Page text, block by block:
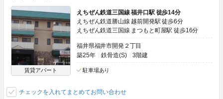
賃貸アパート
えちぜん鉄道三国線 福井口駅 徒歩14分
えちぜん鉄道勝山線 越前開発駅 徒歩6分
えちぜん鉄道三国線 まつもと町屋駅 徒歩16分
福井県福井市開発２丁目
築25年
鉄骨造(S) 3階建
駐車場あり
チェックを入れてまとめてお問い合わせ